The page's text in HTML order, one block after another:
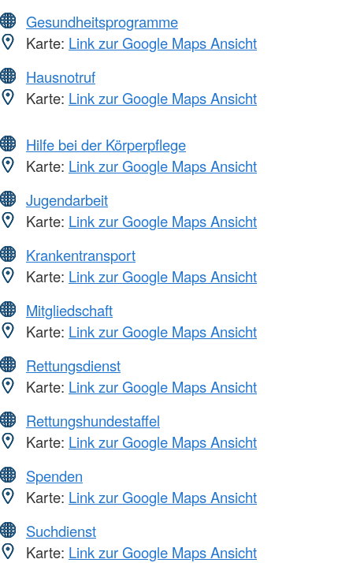
Gesundheitsprogramme
Karte: Link zur Google Maps Ansicht
Hausnotruf
Karte: Link zur Google Maps Ansicht
Hilfe bei der Körperpflege
Karte: Link zur Google Maps Ansicht
Jugendarbeit
Karte: Link zur Google Maps Ansicht
Krankentransport
Karte: Link zur Google Maps Ansicht
Mitgliedschaft
Karte: Link zur Google Maps Ansicht
Rettungsdienst
Karte: Link zur Google Maps Ansicht
Rettungshundestaffel
Karte: Link zur Google Maps Ansicht
Spenden
Karte: Link zur Google Maps Ansicht
Suchdienst
Karte: Link zur Google Maps Ansicht